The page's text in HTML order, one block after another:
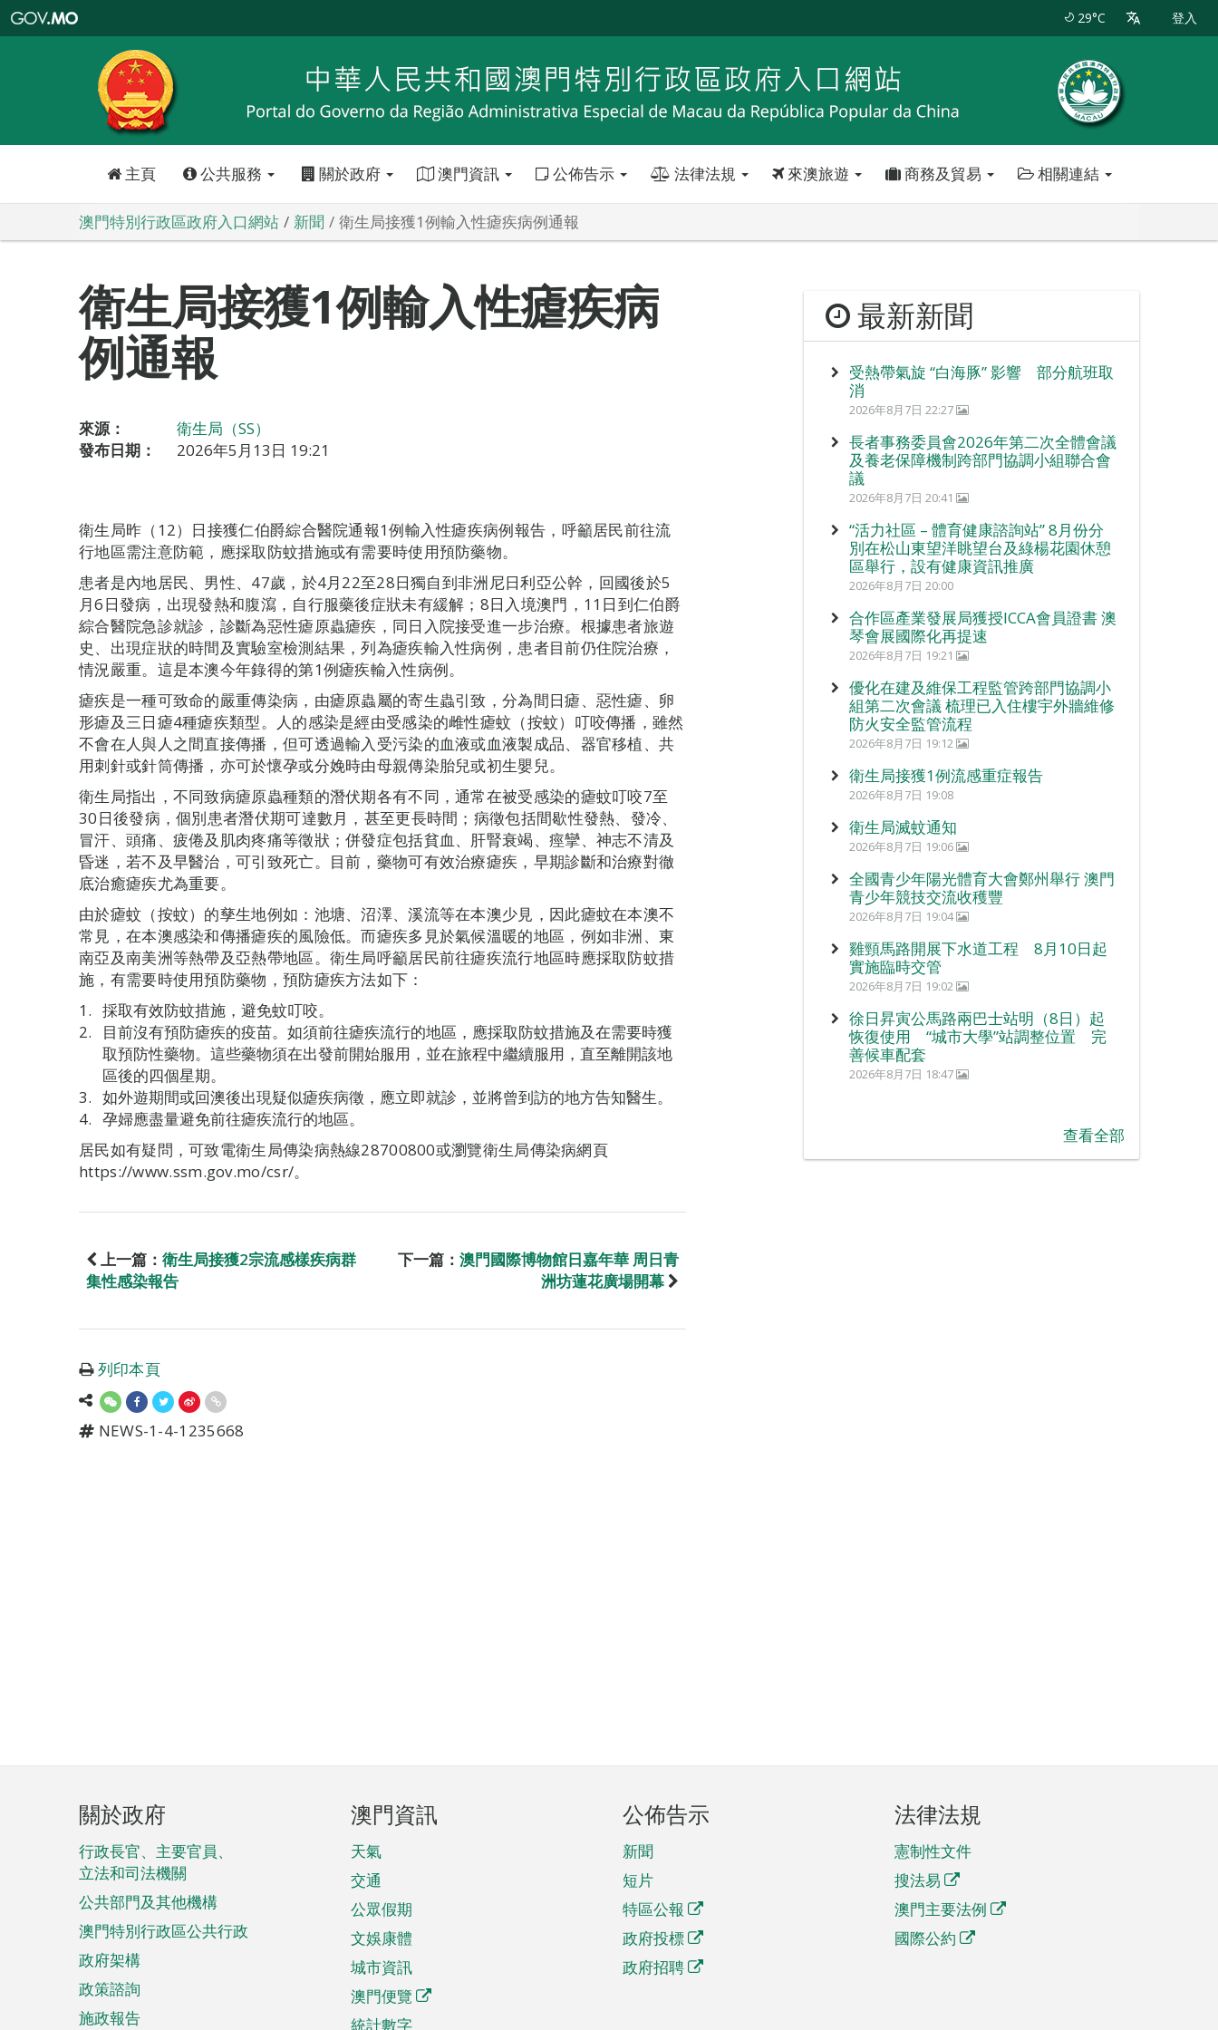
特
政
區
政
口
29°C 登入
主頁 公共服務 關於政府 澳門資訊 公佈告示 法律法規 來澳旅遊 商務及貿易 相關連結
澳門特別行政區政府入口網站 新聞 衛生局接獲1例輸入性瘧疾病例通報
衛生局接獲1例輸入性瘧疾病
例通報
來源：
衛生局（SS）
發布日期：
2026年5月13日 19:21
衛生局昨（12）日接獲仁伯爵綜合醫院通報1例輸入性瘧疾病例報告，呼籲居民前往流
行地區需注意防範，應採取防蚊措施或有需要時使用預防藥物。
患者是內地居民、男性、47歲，於4月22至28日獨自到非洲尼日利亞公幹，回國後於5
月6日發病，出現發熱和腹瀉，自行服藥後症狀未有緩解；8日入境澳門，11日到仁伯爵
綜合醫院急診就診，診斷為惡性瘧原蟲瘧疾，同日入院接受進一步治療。根據患者旅遊
史、出現症狀的時間及實驗室檢測結果，列為瘧疾輸入性病例，患者目前仍住院治療，
情況嚴重。這是本澳今年錄得的第1例瘧疾輸入性病例。
瘧疾是一種可致命的嚴重傳染病，由瘧原蟲屬的寄生蟲引致，分為間日瘧、惡性瘧、卵
形瘧及三日瘧4種瘧疾類型。人的感染是經由受感染的雌性瘧蚊（按蚊）叮咬傳播，雖然
不會在人與人之間直接傳播，但可透過輸入受污染的血液或血液製成品、器官移植、共
用刺針或針筒傳播，亦可於懷孕或分娩時由母親傳染胎兒或初生嬰兒。
衛生局指出，不同致病瘧原蟲種類的潛伏期各有不同，通常在被受感染的瘧蚊叮咬7至
30日後發病，個別患者潛伏期可達數月，甚至更長時間；病徵包括間歇性發熱、發冷、
冒汗、頭痛、疲倦及肌肉疼痛等徵狀；併發症包括貧血、肝腎衰竭、痙攣、神志不清及
昏迷，若不及早醫治，可引致死亡。目前，藥物可有效治療瘧疾，早期診斷和治療對徹
底治癒瘧疾尤為重要。
由於瘧蚊（按蚊）的孳生地例如：池塘、沼澤、溪流等在本澳少見，因此瘧蚊在本澳不
常見，在本澳感染和傳播瘧疾的風險低。而瘧疾多見於氣候溫暖的地區，例如非洲、東
南亞及南美洲等熱帶及亞熱帶地區。衛生局呼籲居民前往瘧疾流行地區時應採取防蚊措
施，有需要時使用預防藥物，預防瘧疾方法如下：
採取有效防蚊措施，避免蚊叮咬。
目前沒有預防瘧疾的疫苗。如須前往瘧疾流行的地區，應採取防蚊措施及在需要時獲
取預防性藥物。這些藥物須在出發前開始服用，並在旅程中繼續服用，直至離開該地
區後的四個星期。
如外遊期間或回澳後出現疑似瘧疾病徵，應立即就診，並將曾到訪的地方告知醫生。
孕婦應盡量避免前往瘧疾流行的地區。
居民如有疑問，可致電衛生局傳染病熱線28700800或瀏覽衛生局傳染病網頁
https://www.ssm.gov.mo/csr/。
上一篇： 衛生局接獲2宗流感樣疾病群
集性感染報告
下一篇： 澳門國際博物館日嘉年華 周日青
洲坊蓮花廣場開幕
列印本頁
NEWS-1-4-1235668
最新新聞
受熱帶氣旋 “白海豚” 影響 部分航班取
消
2026年8月7日 22:27
長者事務委員會2026年第二次全體會議
及養老保障機制跨部門協調小組聯合會
議
2026年8月7日 20:41
“活力社區 – 體育健康諮詢站” 8月份分
別在松山東望洋眺望台及綠楊花園休憩
區舉行，設有健康資訊推廣
2026年8月7日 20:00
合作區產業發展局獲授ICCA會員證書 澳
琴會展國際化再提速
2026年8月7日 19:21
優化在建及維保工程監管跨部門協調小
組第二次會議 梳理已入住樓宇外牆維修
防火安全監管流程
2026年8月7日 19:12
衛生局接獲1例流感重症報告
2026年8月7日 19:08
衛生局滅蚊通知
2026年8月7日 19:06
全國青少年陽光體育大會鄭州舉行 澳門
青少年競技交流收穫豐
2026年8月7日 19:04
雞頸馬路開展下水道工程 8月10日起
實施臨時交管
2026年8月7日 19:02
徐日昇寅公馬路兩巴士站明（8日）起
恢復使用 “城市大學”站調整位置 完
善候車配套
2026年8月7日 18:47
查看全部
頁
腳
菜
單
關於政府
行政長官、主要官員、
立法和司法機關
公共部門及其他機構
澳門特別行政區公共行政
政府架構
政策諮詢
施政報告
澳門資訊
天氣
交通
公眾假期
文娛康體
城市資訊
澳門便覽
統計數字
公佈告示
新聞
短片
特區公報
政府投標
政府招聘
法律法規
憲制性文件
搜法易
澳門主要法例
國際公約